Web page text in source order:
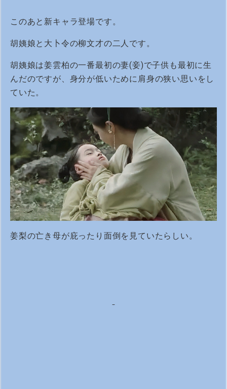
このあと新キャラ登場です。
胡姨娘と大卜令の柳文才の二人です。
胡姨娘は姜雲柏の一番最初の妻(妾)で子供も最初に生
んだのですが、身分が低いために肩身の狭い思いをし
ていた。
姜梨の亡き母が庇ったり面倒を見ていたらしい。